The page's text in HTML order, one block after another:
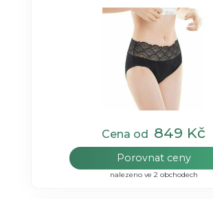
Cena od 849 Kč
Porovnat ceny
nalezeno ve 2 obchodech